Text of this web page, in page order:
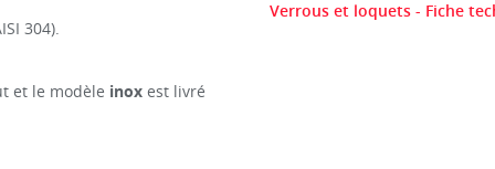
304).
et le modèle inoxest livré
Verrous et loquets - Fiche